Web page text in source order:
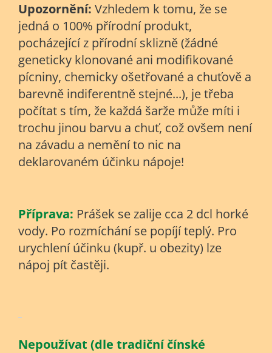
Upozornění: Vzhledem k tomu, že se
jedná o 100% přírodní produkt,
pocházející z přírodní sklizně (žádné
geneticky klonované ani modifikované
pícniny, chemicky ošetřované a chuťově a
barevně indiferentně stejné...), je třeba
počítat s tím, že každá šarže může míti i
trochu jinou barvu a chuť, což ovšem není
na závadu a nemění to nic na
deklarovaném účinku nápoje!
Příprava: Prášek se zalije cca 2 dcl horké
vody. Po rozmíchání se popíjí teplý. Pro
urychlení účinku (kupř. u obezity) lze
nápoj pít častěji.
Nepoužívat (dle tradiční čínské